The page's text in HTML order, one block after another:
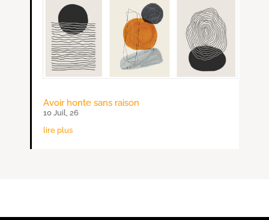
Avoir honte sans raison
10 Juil, 26
lire plus